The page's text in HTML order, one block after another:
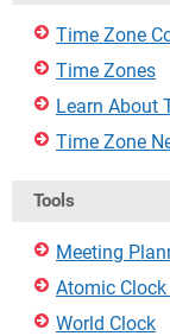
Time Zone
Time Zones
Learn About
Time Zone
Tools
Meeting
Atomic
World Clock